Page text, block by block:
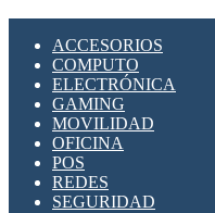
SUPRESOR DE
APLICACIONES
ACCESORIOS
COMPUTO
ELECTRÓNICA
GAMING
MOVILIDAD
OFICINA
POS
REDES
SEGURIDAD